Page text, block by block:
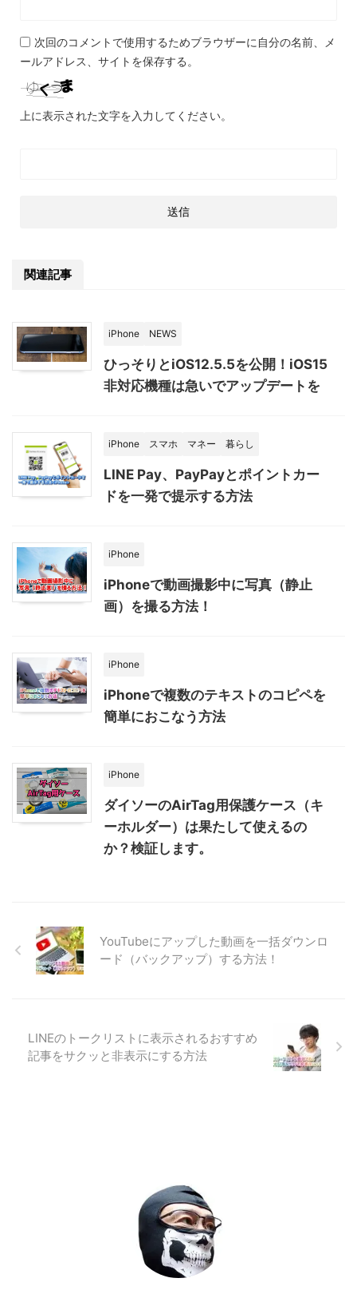
次回のコメントで使用するためブラウザーに自分の名前、メ
ールアドレス、サイトを保存する。
上に表示された文字を入力してください。
関連記事
iPhone NEWS
ひっそりとiOS12.5.5を公開！iOS15
非対応機種は急いでアップデートを
iPhone スマホ マネー 暮らし
LINE Pay、PayPayとポイントカー
ドを一発で提示する方法
iPhone
iPhoneで動画撮影中に写真（静止
画）を撮る方法！
iPhone
iPhoneで複数のテキストのコピペを
簡単におこなう方法
iPhone
ダイソーのAirTag用保護ケース（キ
ーホルダー）は果たして使えるの
か？検証します。
YouTubeにアップした動画を一括ダウンロ
ード（バックアップ）する方法！
LINEのトークリストに表示されるおすすめ
記事をサクッと非表示にする方法